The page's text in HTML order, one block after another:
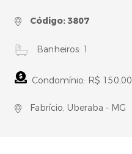
Código: 3807
Banheiros: 1
Condomínio: R$ 150,00
Fabrício, Uberaba - MG